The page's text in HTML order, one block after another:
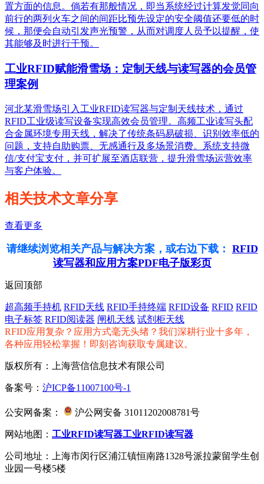
置方面的信息。倘若有那般情况，即当系统经过计算发觉同向
前行的两列火车之间的间距比预先设定的安全阈值还要低的时
候，那便会自动引发声光预警，从而对调度人员予以提醒，使
其能够及时进行干预。
工业RFID赋能滑雪场：定制天线与读写器的会员管
理案例
河北某滑雪场引入工业RFID读写器与定制天线技术，通过
RFID工业级读写设备实现高效会员管理。高频工业读写头配
合金属环境专用天线，解决了传统条码易破损、识别效率低的
问题，支持自助购票、无感通行及多场景消费。系统支持微
信/支付宝支付，并可扩展至酒店联营，提升滑雪场运营效率
与客户体验。
相关技术文章分享
查看更多
请继续浏览相关产品与解决方案，或右边下载： RFID
读写器和应用方案PDF电子版彩页
返回顶部
超高频手持机 RFID天线 RFID手持终端 RFID设备 RFID RFID
电子标签 RFID阅读器 闸机天线 试剂柜天线
RFID应用复杂？应用方式毫无头绪？我们深耕行业十多年，
各种应用轻松掌握！即刻咨询获取专属建议。
版权所有：上海营信信息技术有限公司
备案号： 沪ICP备11007100号-1
公安网备案： 沪公网安备 31011202008781号
网站地图： 工业RFID读写器工业RFID读写器
公司地址：上海市闵行区浦江镇恒南路1328号派拉蒙留学生创
业园一号楼5楼